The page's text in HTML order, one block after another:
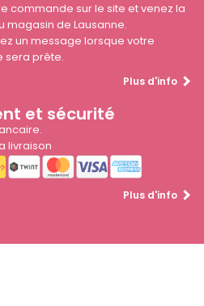
commande sur le site et venez la
magasin de Lausanne.
un message lorsque votre
sera prête.
Plus d'info
et sécurité
livraison
Plus d'info